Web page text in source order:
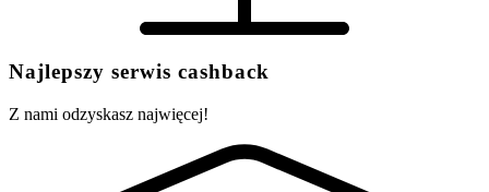
Najlepszy serwis cashback
Z nami odzyskasz najwięcej!